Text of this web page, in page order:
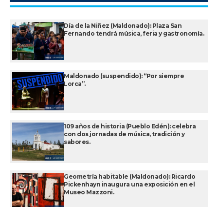
Día de la Niñez (Maldonado): Plaza San
Fernando tendrá música, feria y gastronomía.
Maldonado (suspendido): “Por siempre
Lorca”.
109 años de historia (Pueblo Edén): celebra
con dos jornadas de música, tradición y
sabores.
Geometría habitable (Maldonado): Ricardo
Pickenhayn inaugura una exposición en el
Museo Mazzoni.